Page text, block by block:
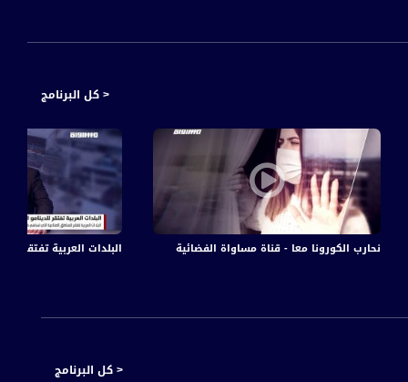
صندوق الاقتراع
< كل البرنامج
البلدات العربية تفتقر نحارب الكورونا معا - قناة مساواة الفضائية
مساواة،31.07.2020،قناة مساواة
< كل البرنامج